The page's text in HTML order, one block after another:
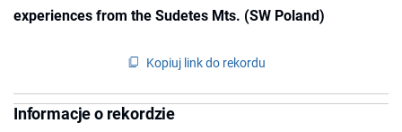
experiences from the Sudetes Mts. (SW Poland)
Kopiuj link do rekordu
Informacje o rekordzie